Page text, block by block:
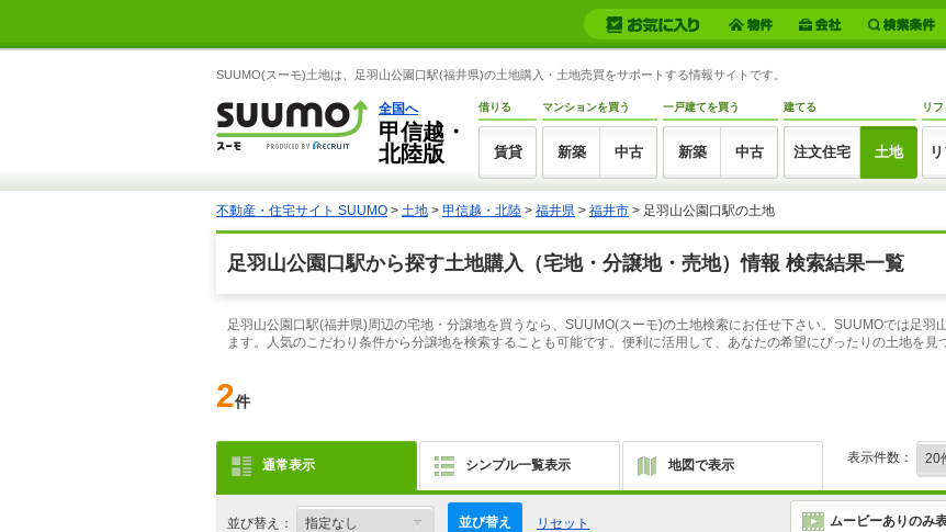
SUUMO(スーモ)土地は、足羽山公園口駅(福井県)の土地購入・土地売買をサポートする情報サイトです。
全国へ
甲信越・
北陸版
借りる
賃貸
マンションを買う
新築 中古
一戸建てを買う
新築 中古
建てる
注文住宅 土地
リ
不動産・住宅サイト SUUMO > 土地 > 甲信越・北陸 > 福井県 > 福井市 > 足羽山公園口駅の土地
足羽山公園口駅から探す土地購入（宅地・分譲地・売地）情報 検索結果一覧
足羽山公園口駅(福井県)周辺の宅地・分譲地を買うなら、SUUMO(スーモ)の土地検索にお任せ下さい。SUUMOでは足
ます。人気のこだわり条件から分譲地を検索することも可能です。便利に活用して、あなたの希望にぴったりの土地を見
2件
通常表示 シンプル一覧表示 地図で表示 表示件数：
並び替え： 並び替え リセット ムービーありのみ